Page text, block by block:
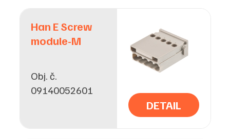
Han E Screw
module-M
Obj. č.
09140052601
DETAIL